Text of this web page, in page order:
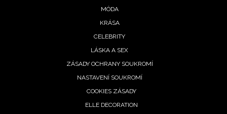
MÓDA
KRÁSA
CELEBRITY
LÁSKA A SEX
ZÁSADY OCHRANY SOUKROMÍ
NASTAVENÍ SOUKROMÍ
COOKIES ZÁSADY
ELLE DECORATION